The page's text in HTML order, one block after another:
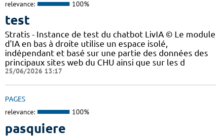
relevance: 100%
test
Stratis - Instance de test du chatbot LivIA © Le module
d'IA en bas à droite utilise un espace isolé,
indépendant et basé sur une partie des données des
principaux sites web du CHU ainsi que sur les d
25/06/2026 13:17
PAGES
relevance: 100%
pasquiere